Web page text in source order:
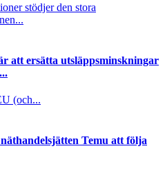
stödjer den stora
att ersätta utsläppsminskningar
(och...
Temu att följa